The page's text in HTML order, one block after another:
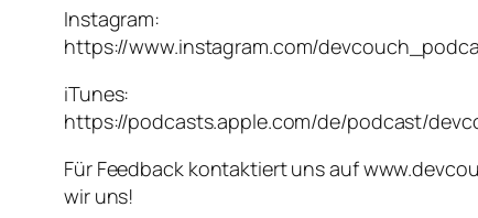
Instagram:
https://www.instagram.com/
iTunes:
https://podcasts.apple.com/de/podcast/
Für Feedback kontaktiert uns auf
wir uns!